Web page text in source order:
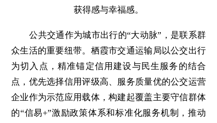
获得感与幸福感。
公共交通作为城市出行的“大动脉”，是联系群
众生活的重要纽带。栖霞市交通运输局以公交出行
为切入点，精准锚定信用建设与民生服务的结合
点，优先选择信用评级高、服务质量优的公交运营
企业作为示范应用载体，构建起覆盖主要守信群体
的“信易+”激励政策体系和标准化服务机制，推动